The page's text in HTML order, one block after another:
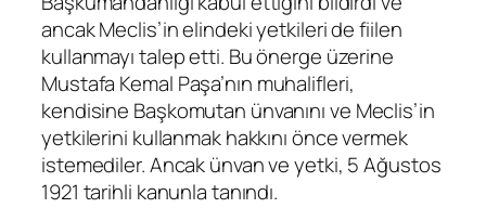
ancak Meclis’in elindeki yetkileri de fiilen
kullanmayı talep etti. Bu önerge üzerine
Mustafa Kemal Paşa’nın muhalifleri,
kendisine Başkomutan ünvanını ve Meclis’in
yetkilerini kullanmak hakkını önce vermek
istemediler. Ancak ünvan ve yetki, 5 Ağustos
1921 tarihli kanunla tanındı.